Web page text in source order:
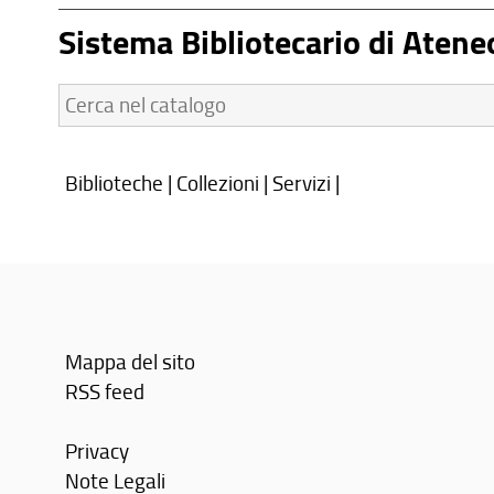
Sistema Bibliotecario di
Cerca
nel
Biblioteche | Collezioni | Servizi |
Mappa del sito
RSS feed
Privacy
Note Legali